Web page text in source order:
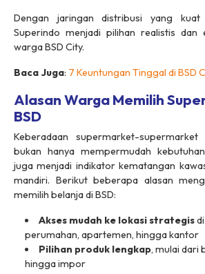
Dengan jaringan distribusi yang
Superindo menjadi pilihan realistis dan
warga BSD City.
Baca Juga: 7 Keuntungan Tinggal di BSD
Alasan Warga Memilih
BSD
Keberadaan supermarket-
bukan hanya mempermudah
juga menjadi indikator kematangan
mandiri. Berikut beberapa alasan
memilih belanja di BSD:
Akses mudah ke lokasi strategis
perumahan, apartemen, hingga kantor
Pilihan produk lengkap, mulai dari
hingga impor